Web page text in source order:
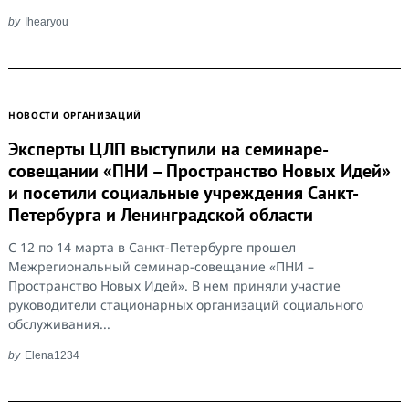
by Ihearyou
НОВОСТИ ОРГАНИЗАЦИЙ
Эксперты ЦЛП выступили на семинаре-
совещании «ПНИ – Пространство Новых Идей»
и посетили социальные учреждения Санкт-
Петербурга и Ленинградской области
С 12 по 14 марта в Санкт-Петербурге прошел
Межрегиональный семинар-совещание «ПНИ –
Пространство Новых Идей». В нем приняли участие
руководители стационарных организаций социального
обслуживания...
by Elena1234